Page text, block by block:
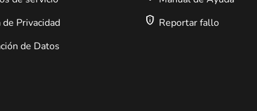
Privacidad
de Datos
privacy_tip Reportar fallo